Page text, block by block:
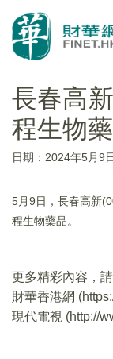
長春高
程生物
日期：2024年5月9
5月9日，長春高新
程生物藥品。
更多精彩內容，
財華香港網 (
現代電視 (http://